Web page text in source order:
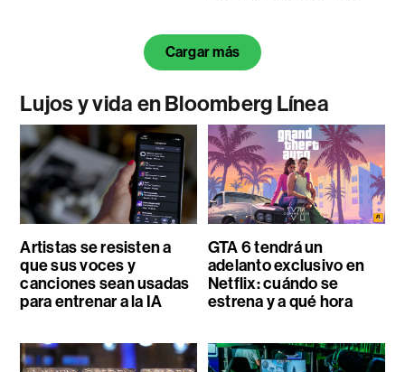
Cargar más
Lujos y vida en Bloomberg Línea
Artistas se resisten a
que sus voces y
canciones sean usadas
para entrenar a la IA
GTA 6 tendrá un
adelanto exclusivo en
Netflix: cuándo se
estrena y a qué hora